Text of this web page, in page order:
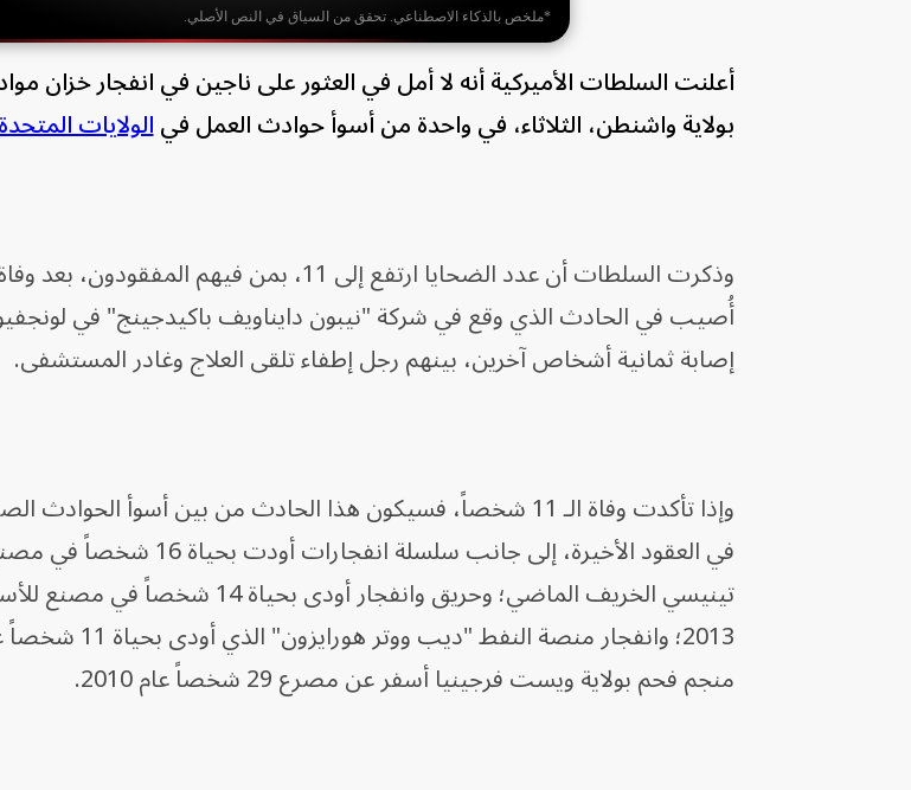
*ملخص بالذكاء الاصطناعي. تحقق من السياق في النص الأصلي.
أعلنت السلطات الأميركية أنه لا أمل في العثور على ناجين في انفجار خزان
بولاية واشنطن، الثلاثاء، في واحدة من أسوأ حوادث العمل فيالولايات
وذكرت السلطات أن عدد الضحايا ارتفع إلى 11، بمن
أُصيب في الحادث الذي وقع في شركة "نيبون دايناويف باكيدجينج" في
إصابة ثمانية أشخاص آخرين، بينهم رجل إطفاء تلقى العلاج وغادر المستشفى.
وإذا تأكدت وفاة الـ 11 شخصاً، فسيكون هذا الحادث من بين أسوأ
في العقود الأخيرة، إلى جانب سلسلة
تينيسي الخريف الماضي؛ وحريق وانفجار
منجم فحم بولاية ويست فرجينيا أسفر عن مصرع 29 شخصاً عام 2010.